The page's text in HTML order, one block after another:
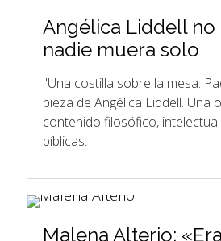
Angélica Liddell
nadie muera solo
"Una costilla sobre la mesa:
pieza de Angélica Liddell. Una
contenido filosófico,
bíblicas.
Malena Alterio: